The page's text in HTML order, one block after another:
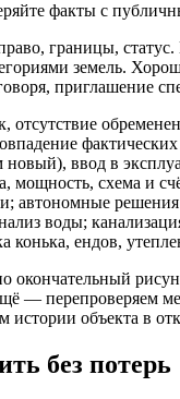
факты с
границы,
земель.
приглашение
отсутствие
новый), ввод в
мощность, схема и
автономные
воды;
конька, ендов,
окончательный
— перепроверяем
истории объекта в
без потерь